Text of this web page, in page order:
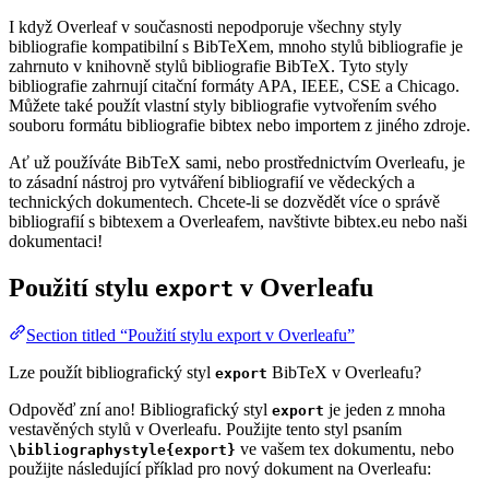
I když Overleaf v současnosti nepodporuje všechny styly
bibliografie kompatibilní s BibTeXem, mnoho stylů bibliografie je
zahrnuto v knihovně stylů bibliografie BibTeX. Tyto styly
bibliografie zahrnují citační formáty APA, IEEE, CSE a Chicago.
Můžete také použít vlastní styly bibliografie vytvořením svého
souboru formátu bibliografie bibtex nebo importem z jiného zdroje.
Ať už používáte BibTeX sami, nebo prostřednictvím Overleafu, je
to zásadní nástroj pro vytváření bibliografií ve vědeckých a
technických dokumentech. Chcete-li se dozvědět více o správě
bibliografií s bibtexem a Overleafem, navštivte bibtex.eu nebo naši
dokumentaci!
Použití stylu export v Overleafu
Section titled “Použití stylu export v Overleafu”
Lze použít bibliografický styl export BibTeX v Overleafu?
Odpověď zní ano! Bibliografický styl export je jeden z mnoha
vestavěných stylů v Overleafu. Použijte tento styl psaním
\bibliographystyle{export} ve vašem tex dokumentu, nebo
použijte následující příklad pro nový dokument na Overleafu: